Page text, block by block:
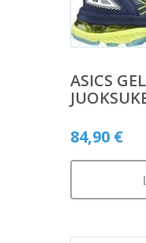
ASICS
84,90 €